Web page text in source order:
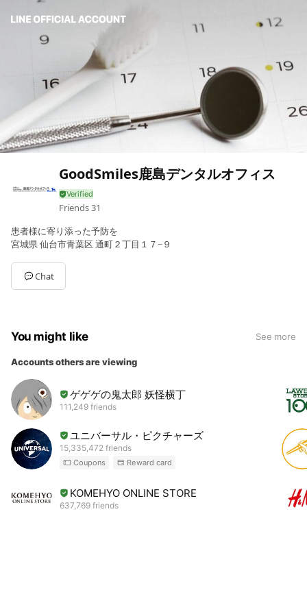
GoodSmiles鹿島デンタルオフィス
Friends31
患者様に寄り添った予防を
宮城県 仙台市青葉区 通町２丁目１７−９
Chat
You might like See more
Accounts others are viewing
ゲゲゲの鬼太郎 妖怪横丁
111,249 friends
ユニバーサル・ピクチャーズ
15,335,472 friends
Coupons Reward card
KOMEHYO ONLINE STORE
637,769 friends